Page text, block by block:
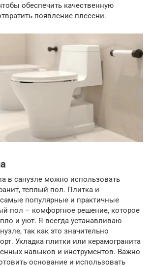
обеспечить качественную
появление плесени.
в санузле можно использовать
теплый пол. Плитка и
популярные и практичные
пол – комфортное решение, которое
и уют. Я всегда устанавливаю
так как это значительно
Укладка плитки или керамогранита
навыков и инструментов. Важно
основание и использовать